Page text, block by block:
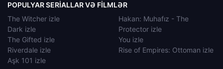
POPULYAR SERIALLAR VƏ FILMLƏR
The Witcher izle
Dark izle
The Gifted izle
Riverdale izle
Aşk 101 izle
Hakan: Muhafız - The
Protector izle
You izle
Rise of Empires: Ottoman izle